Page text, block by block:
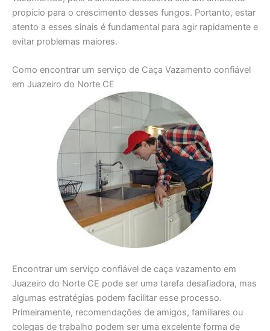
propício para o crescimento desses fungos. Portanto, estar
atento a esses sinais é fundamental para agir rapidamente e
evitar problemas maiores.
Como encontrar um serviço de Caça Vazamento confiável
em Juazeiro do Norte CE
Encontrar um serviço confiável de caça vazamento em
Juazeiro do Norte CE pode ser uma tarefa desafiadora, mas
algumas estratégias podem facilitar esse processo.
Primeiramente, recomendações de amigos, familiares ou
colegas de trabalho podem ser uma excelente forma de